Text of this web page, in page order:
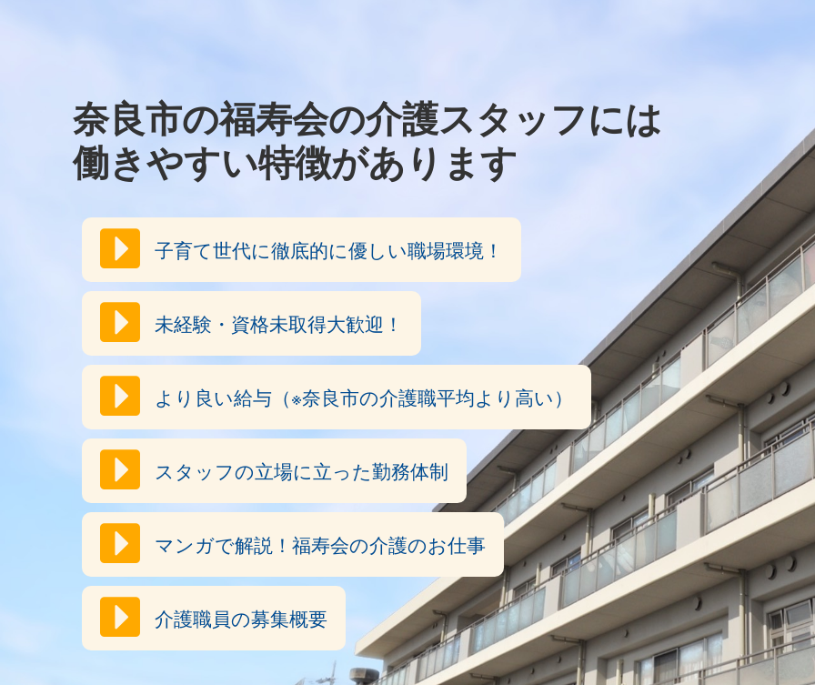
奈良市の福寿会の介護スタッフには
働きやすい特徴があります
子育て世代に徹底的に優しい職場環境！
未経験・資格未取得大歓迎！
より良い給与（※奈良市の介護職平均より高い）
スタッフの立場に立った勤務体制
マンガで解説！福寿会の介護のお仕事
介護職員の募集概要